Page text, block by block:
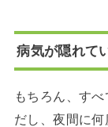
病気が隠れて
もちろん、す
だし、夜間に